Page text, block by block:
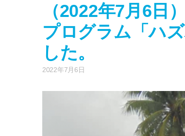
（2022年7月6日
プログラム「ハ
した。
2022年7月6日